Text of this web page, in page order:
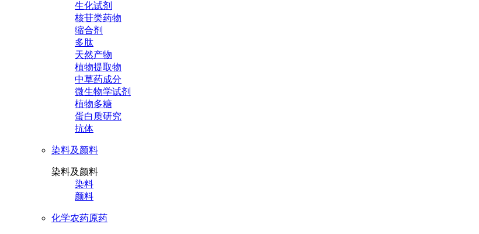
生化试剂
核苷类药物
缩合剂
多肽
天然产物
植物提取物
中草药成分
微生物学试剂
植物多糖
蛋白质研究
抗体
染料及颜料
染料及颜料
染料
颜料
化学农药原药